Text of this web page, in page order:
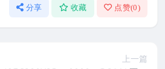
分享 收藏 点赞(0)
上一篇